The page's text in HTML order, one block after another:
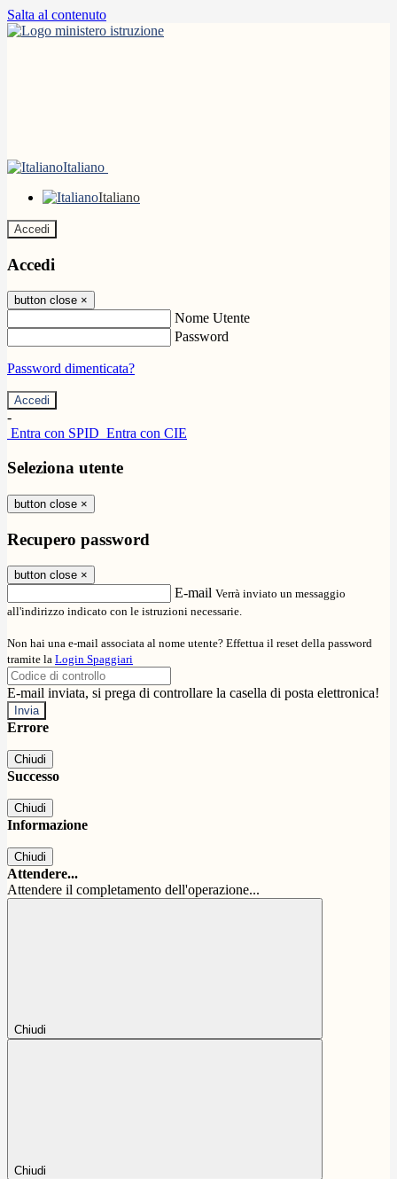
Salta al contenuto
Italiano
Italiano
Accedi
Accedi
button close ×
Nome Utente
Password
Password dimenticata?
-
Entra con SPID Entra con CIE
Seleziona utente
button close ×
Recupero password
button close ×
E-mail Verrà inviato un messaggio
all'indirizzo indicato con le istruzioni necessarie.
Non hai una e-mail associata al nome utente? Effettua il reset della password
tramite la Login Spaggiari
E-mail inviata, si prega di controllare la casella di posta elettronica!
Errore
Chiudi
Successo
Chiudi
Informazione
Chiudi
Attendere...
Attendere il completamento dell'operazione...
Chiudi
Chiudi